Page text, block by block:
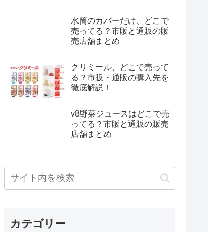
水筒のカバーだけ、どこで
売ってる？市販と通販の販
売店舗まとめ
クリミール、どこで売って
る？市販・通販の購入先を
徹底解説！
v8野菜ジュースはどこで売
ってる？市販と通販の販売
店舗まとめ
カテゴリー